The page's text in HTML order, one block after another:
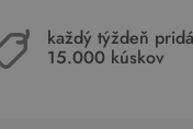
každý týždeň
15.000 kúskov